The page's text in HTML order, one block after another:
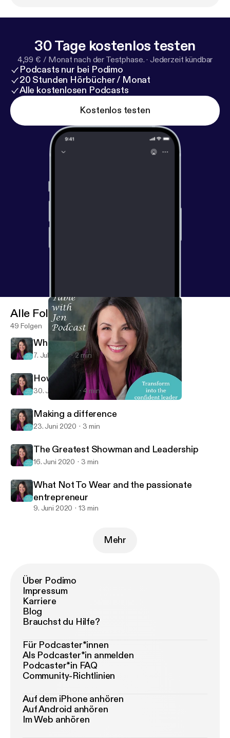
30 Tage kostenlos testen
4,99 € / Monat nach der Testphase. · Jederzeit kündbar
Podcasts nur bei Podimo
20 Stunden Hörbücher / Monat
Alle kostenlosen Podcasts
Kostenlos testen
At the Table with Jen
Alle Folgen
49 Folgen
What are you in the business of?
7. Juli 2020 2 min
How to increase your confidence
30. Juni 2020 4 min
Making a difference
23. Juni 2020 3 min
The Greatest Showman and Leadership
16. Juni 2020 3 min
What Not To Wear and the passionate
entrepreneur
9. Juni 2020 13 min
Mehr
Über Podimo
Impressum
Karriere
Blog
Brauchst du Hilfe?
Für Podcaster*innen
Als Podcaster*in anmelden
Podcaster*in FAQ
Community-Richtlinien
Auf dem iPhone anhören
Auf Android anhören
Im Web anhören